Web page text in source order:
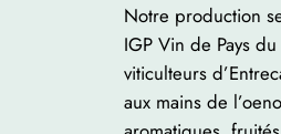
Notre production
IGP Vin de Pays
viticulteurs
aux mains de